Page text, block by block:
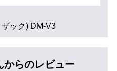
ック) DM-V3
からのレビュー